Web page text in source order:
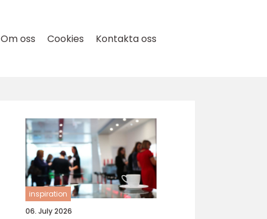
Om oss Cookies Kontakta oss
inspiration
06. July 2026